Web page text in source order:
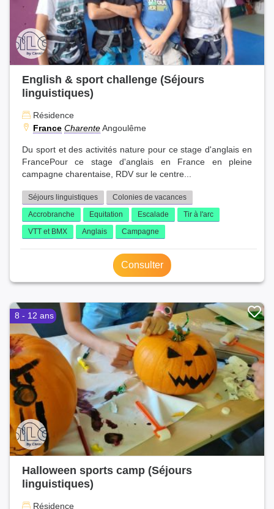
English & sport challenge (Séjours
linguistiques)
Résidence
France CharenteAngoulême
Du sport et des activités nature pour ce stage d'anglais en
FrancePour ce stage d'anglais en France en pleine
campagne charentaise, RDV sur le centre...
Séjours linguistiques
Colonies de vacances
Accrobranche
Equitation Escalade
Tir à l'arc
VTT et BMX
Anglais Campagne
Consulter
8 - 12 ans
Halloween sports camp (Séjours
linguistiques)
Résidence